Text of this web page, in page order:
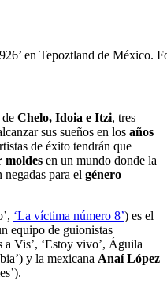
en Tepoztland de México.
de Chelo, Idoia e Itzi, tres
sus sueños en los años
de éxito tendrán que
moldes en un mundo donde la
para el género
‘La víctima número 8’) es el
equipo de guionistas
a Vis’, ‘Estoy vivo’, Águila
y la mexicana Anaí López